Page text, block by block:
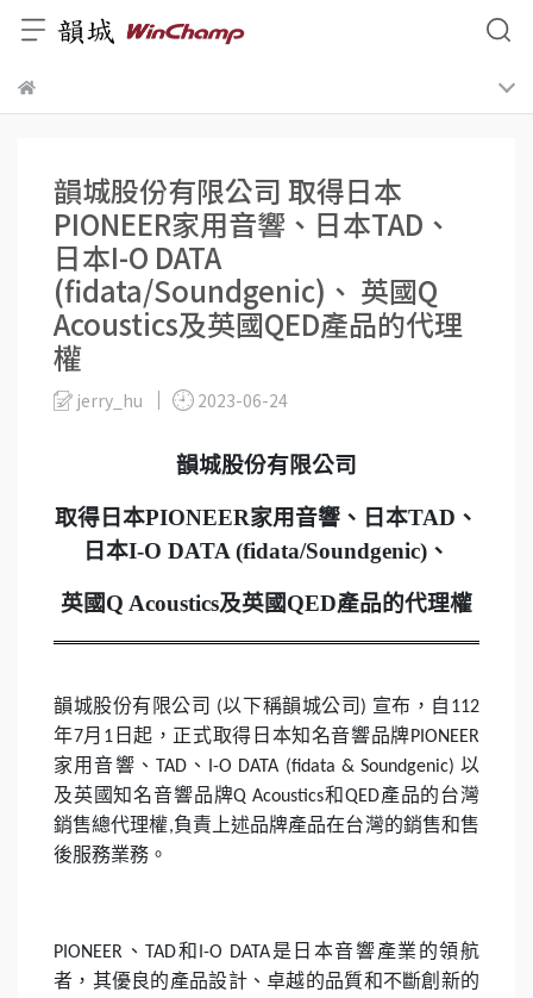
韻城股份有限公司 取得日本
PIONEER家用音響、日本TAD、
日本I-O DATA
(fidata/Soundgenic)、 英國Q
Acoustics及英國QED產品的代理
權
jerry_hu 2023-06-24
韻城股份有限公司
取得日本PIONEER家用音響、日本TAD 、
日本I-O DATA (fidata/Soundgenic) 、
英國Q Acoustics及英國QED產品的代理權
韻城股份有限公司 (以下稱韻城公司 ) 宣布，自 112
年7月 1 日起，正式取得日本知名音響品牌PIONEER
家用音響、 TAD、 I-O DATA (fidata & Soundgenic)以
及英國知名音響品牌Q Acoustics和QED產品的台灣
銷售總代理權,負責上述品牌產品在台灣的銷售和售
後服務業務。
PIONEER 、TAD和 I-O DATA是日本音響產業的領航
者，其優良的產品設計、卓越的品質和不斷創新的